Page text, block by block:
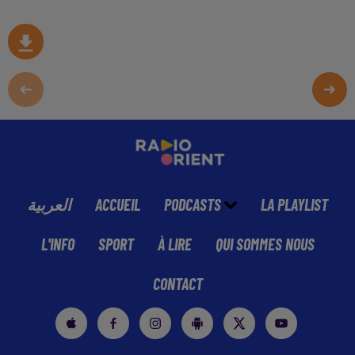
العربية ACCUEIL PODCASTS LA PLAYLIST
L'INFO SPORT À LIRE QUI SOMMES NOUS
CONTACT